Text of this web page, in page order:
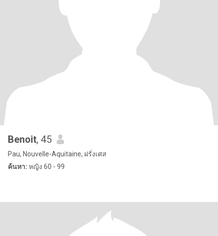
Benoit, 45
Pau, Nouvelle-Aquitaine, ฝรั่งเศส
ค้นหา: หญิง 60 - 99